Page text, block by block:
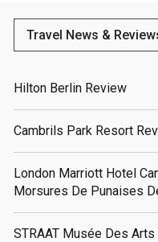
Travel News &
Hilton Berlin Review
Cambrils Park Resort
London Marriott Hotel
Morsures De Punaises
STRAAT Musée Des Arts